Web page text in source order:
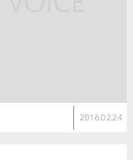
2016.02.24